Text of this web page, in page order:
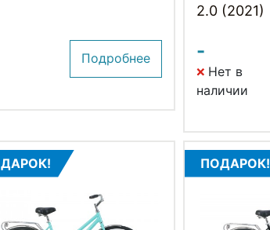
Подробнее
2.0 (2021)
-
Нет в
наличии
ПОДАРОК!